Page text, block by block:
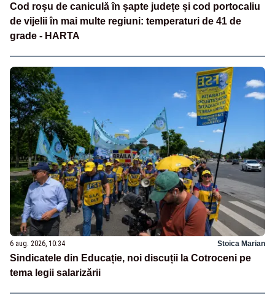
Cod roșu de caniculă în șapte județe și cod portocaliu
de vijelii în mai multe regiuni: temperaturi de 41 de
grade - HARTA
6 aug. 2026, 10:34 Stoica Marian
Sindicatele din Educație, noi discuții la Cotroceni pe
tema legii salarizării